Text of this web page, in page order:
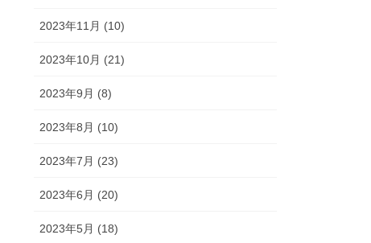
2023年11月 (10)
2023年10月 (21)
2023年9月 (8)
2023年8月 (10)
2023年7月 (23)
2023年6月 (20)
2023年5月 (18)